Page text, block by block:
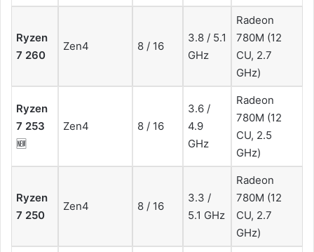
Ryzen
7 260
Zen4 8 / 16
3.8 / 5.1
GHz
Radeon
780M (12
CU, 2.7
GHz)
Ryzen
7 253
🆕
Zen4 8 / 16
3.6 /
4.9
GHz
Radeon
780M (12
CU, 2.5
GHz)
Ryzen
7 250
Zen4 8 / 16
3.3 /
5.1 GHz
Radeon
780M (12
CU, 2.7
GHz)